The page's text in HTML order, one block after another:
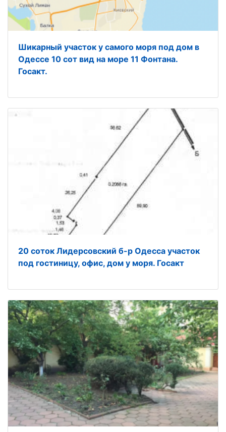
Шикарный участок у самого моря под дом в
Одессе 10 сот вид на море 11 Фонтана.
Госакт.
20 соток Лидерсовский б-р Одесса участок
под гостиницу, офис, дом у моря. Госакт